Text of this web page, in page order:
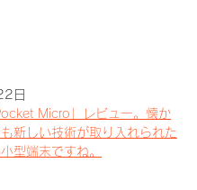
日
Micro」レビュー。懐か
新しい技術が取り入れられた
型端末ですね。